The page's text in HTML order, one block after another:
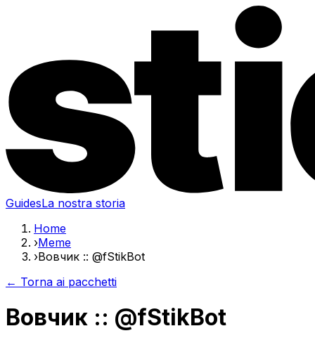
GuidesLa nostra storia
Home
›Meme
›Вовчик :: @fStikBot
← Torna ai pacchetti
Вовчик :: @fStikBot